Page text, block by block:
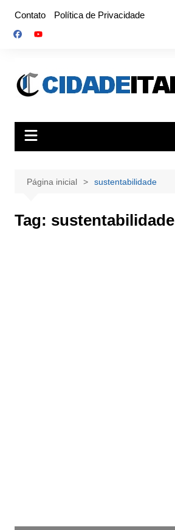
Contato Política de Privacidade
Página inicial sustentabilidade
Tag: sustentabilidade